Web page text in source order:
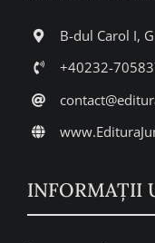
B-dul Carol I,
+40232-
INFORMAŢII